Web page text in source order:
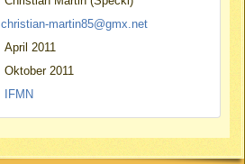
christian-martin85@gmx.net
April 2011
Oktober 2011
IFMN